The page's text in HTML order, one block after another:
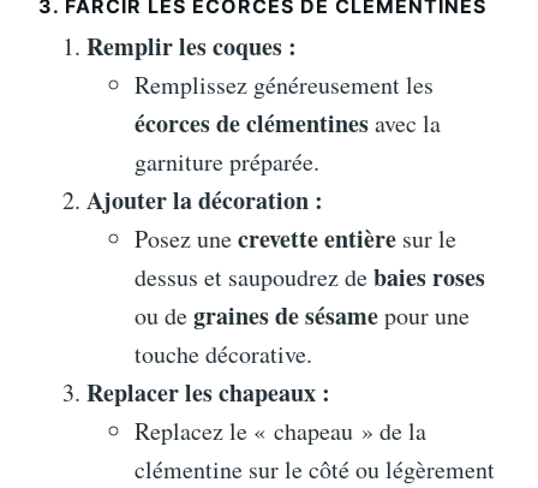
3. FARCIR LES ÉCORCES DE CLÉMENTINES
Remplir les coques :
Remplissez généreusement les
écorces de clémentinesavec la
garniture préparée.
Ajouter la décoration :
Posez unecrevette entière sur le
dessus et saupoudrez debaies roses
ou degraines de sésamepour une
touche décorative.
Replacer les chapeaux :
Replacez le « chapeau » de la
clémentine sur le côté ou légèrement